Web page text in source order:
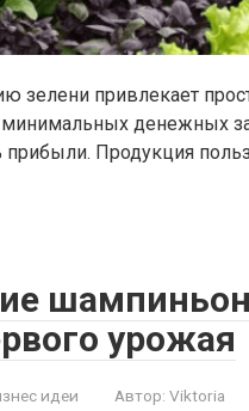
зелени привлекает
денежных
Продукция
урожая
идеи Автор: Viktoria